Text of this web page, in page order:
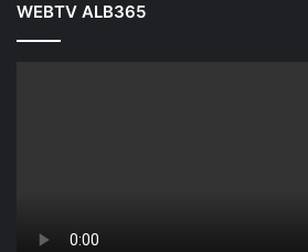
WEBTV ALB365